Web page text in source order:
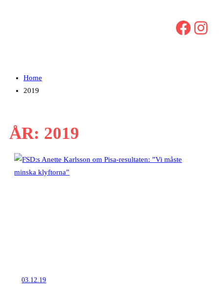
Facebook Instagram
Home
2019
ÅR: 2019
03.12.19